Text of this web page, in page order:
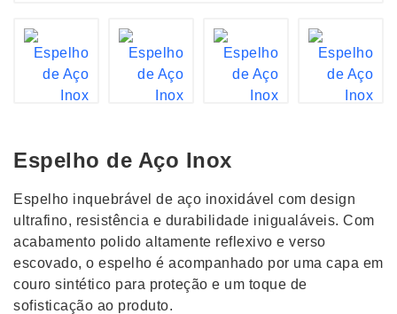
Espelho de Aço Inox
Espelho inquebrável de aço inoxidável com design
ultrafino, resistência e durabilidade inigualáveis. Com
acabamento polido altamente reflexivo e verso
escovado, o espelho é acompanhado por uma capa em
couro sintético para proteção e um toque de
sofisticação ao produto.